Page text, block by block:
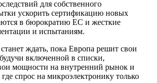
для собственного
ускорить сертификацию новых
в бюрократию ЕС и жесткие
и испытаниям.
ждать, пока Европа решит свои
включенной в списки,
мощности на внутренний рынок и
спрос на микроэлектронику только